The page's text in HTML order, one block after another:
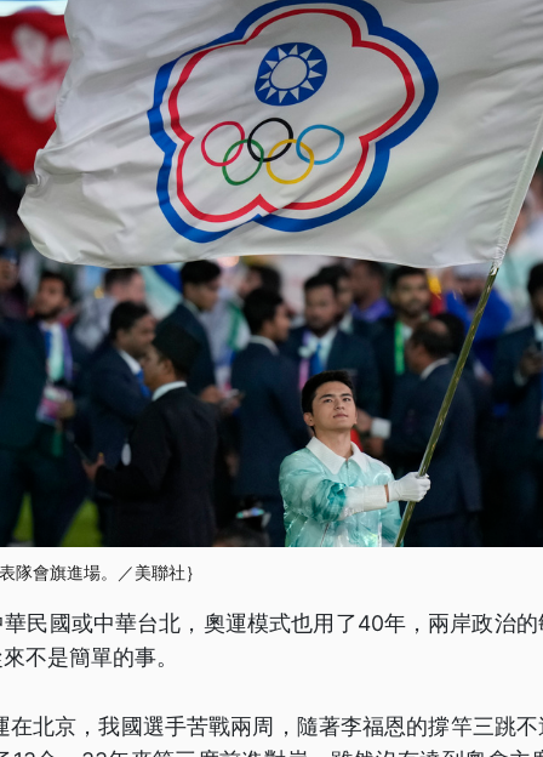
隊會旗進場。／美聯社｝
民國或中華台北，奧運模式也用了40年，兩岸政治
不是簡單的事。
在北京，我國選手苦戰兩周，隨著李福恩的撐竿三跳